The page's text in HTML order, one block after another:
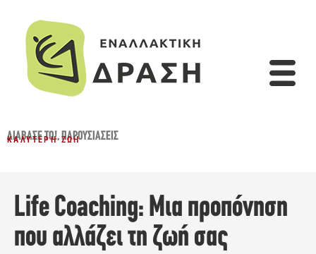
ΔΙΆΒΑΣΈ ΤΟ!,ΠΑΡΟΥΣΙΆΣΕΙΣ
ΚΑΛΎΤΕΡΗ ΖΩΉ
Life Coaching: Μια προπόνηση
που αλλάζει τη ζωή σας